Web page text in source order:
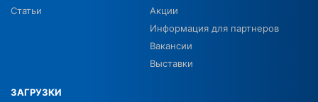
Статьи
Акции
Информация для партнеров
Вакансии
Выставки
ЗАГРУЗКИ